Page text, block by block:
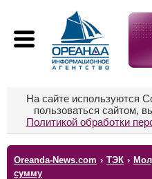
На сайте используются
пользоваться сайтом,
Политикой обработки
Oreanda-News.com › ТЭК ›
сумму